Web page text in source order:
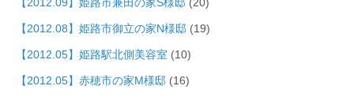
【2012.09】姫路市兼田の家S様邸 (20)
【2012.08】姫路市御立の家N様邸 (19)
【2012.05】姫路駅北側美容室 (10)
【2012.05】赤穂市の家M様邸 (16)